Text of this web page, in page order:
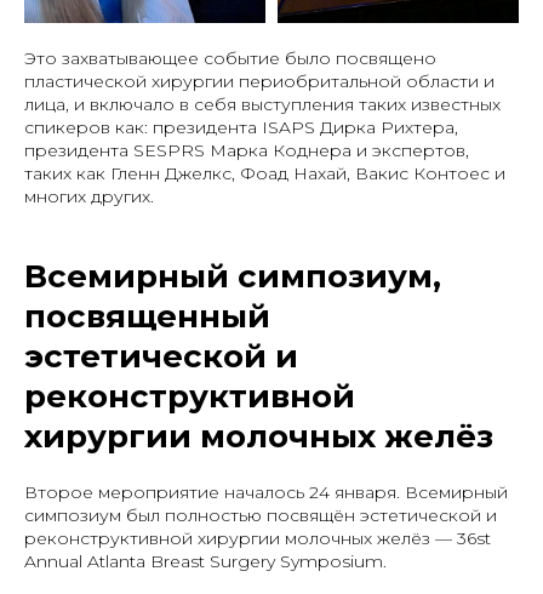
Это захватывающее событие было посвящено
пластической хирургии периобритальной области и
лица, и включало в себя выступления таких известных
спикеров как: президента ISAPS Дирка Рихтера,
президента SESPRS Марка Коднера и экспертов,
таких как Гленн Джелкс, Фоад Нахай, Вакис Контоес и
многих других.
Всемирный симпозиум,
посвященный
эстетической и
реконструктивной
хирургии молочных желёз
Второе мероприятие началось 24 января. Всемирный
симпозиум был полностью посвящён эстетической и
реконструктивной хирургии молочных желёз — 36st
Annual Atlanta Breast Surgery Symposium.